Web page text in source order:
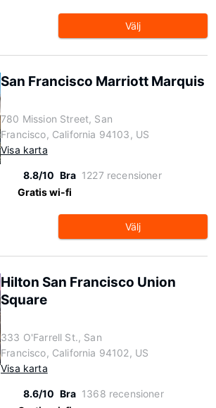
Välj
San Francisco Marriott Marquis
780 Mission Street, San
Francisco, California 94103, US
Visa karta
8.8/10 Bra 1227 recensioner
Gratis wi-fi
Välj
Hilton San Francisco Union
Square
333 O'Farrell St., San
Francisco, California 94102, US
Visa karta
8.6/10 Bra 1368 recensioner